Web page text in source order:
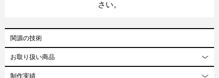
さい。
関源の技術
お取り扱い商品
制作実績